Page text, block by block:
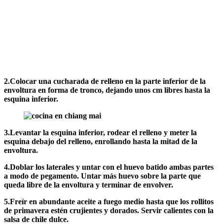
2.Colocar una cucharada de relleno en la parte inferior de la
envoltura en forma de tronco, dejando unos cm libres hasta la
esquina inferior.
3.Levantar la esquina inferior, rodear el relleno y meter la
esquina debajo del relleno, enrollando hasta la mitad de la
envoltura.
4.Doblar los laterales y untar con el huevo batido ambas partes
a modo de pegamento. Untar más huevo sobre la parte que
queda libre de la envoltura y terminar de envolver.
5.Freír en abundante aceite a fuego medio hasta que los rollitos
de primavera estén crujientes y dorados. Servir calientes con la
salsa de chile dulce.